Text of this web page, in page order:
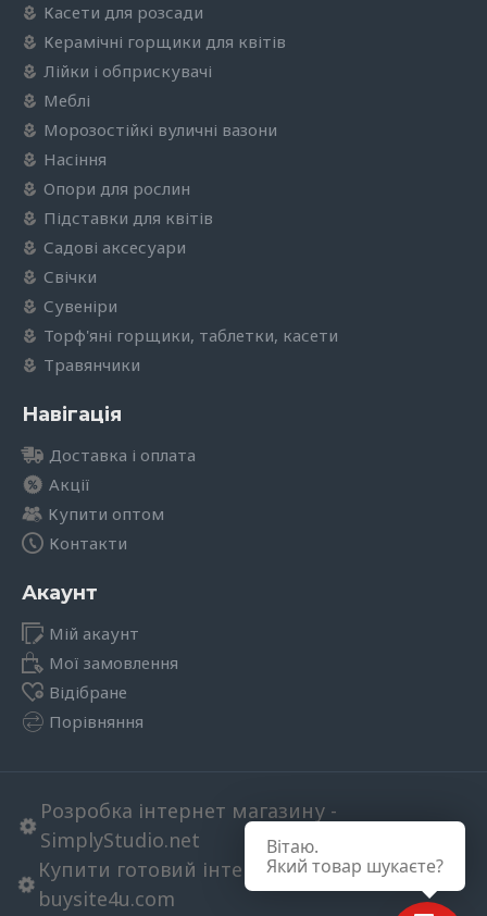
Касети для розсади
Керамічні горщики для квітів
Лійки і обприскувачі
Меблі
Морозостійкі вуличні вазони
Насіння
Опори для рослин
Підставки для квітів
Садові аксесуари
Свічки
Сувеніри
Торф'яні горщики, таблетки, касети
Травянчики
Навігація
Доставка і оплата
Акції
Купити оптом
Контакти
Акаунт
Мій акаунт
Мої замовлення
Відібране
Порівняння
Розробка інтернет магазину -
SimplyStudio.net
Купити готовий інтернет магазин в
buysite4u.com
Вітаю.
Який товар шукаєте?